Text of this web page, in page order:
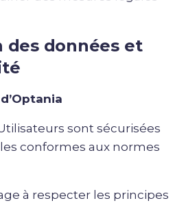
des données et
sont sécurisées
conformes aux normes
à respecter les principes